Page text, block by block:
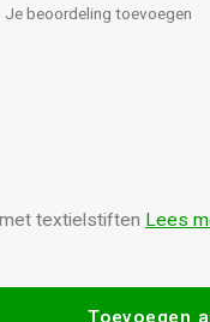
Je beoordeling toevoegen
textielstiften Lees
Toevoegen